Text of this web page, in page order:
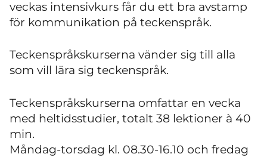
veckas intensivkurs får du ett bra avstamp
för kommunikation på teckenspråk.
Teckenspråkskurserna vänder sig till alla
som vill lära sig teckenspråk.
Teckenspråkskurserna omfattar en vecka
med heltidsstudier, totalt 38 lektioner à 40
min.
Måndag-torsdag kl. 08.30-16.10 och fredag